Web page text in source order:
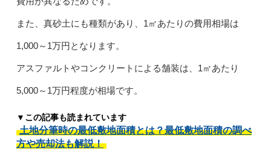
また、真砂土にも種類があり、1㎡あたりの費用相場は
1,000～1万円となります。
アスファルトやコンクリートによる舗装は、1㎡あたり
5,000～1万円程度が相場です。
▼この記事も読まれています
土地分筆時の最低敷地面積とは？最低敷地面積の調べ
方や売却法も解説！